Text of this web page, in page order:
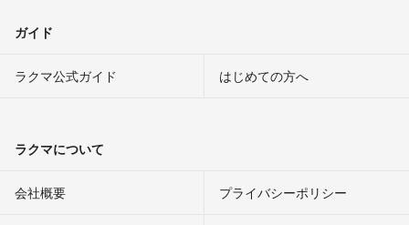
ガイド
ラクマ公式ガイド はじめての方へ
ラクマについて
会社概要 プライバシーポリシー